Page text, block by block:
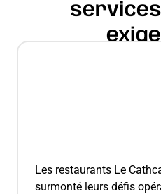
Les restaurants Le
surmonté leurs défis